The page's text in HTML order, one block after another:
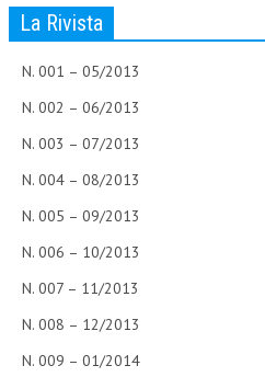
MANUALI E MONOGRAFIE
TESI DI LAUREA
MATERIALE DIDATTICO
La Rivista
N. 001 – 05/2013
N. 002 – 06/2013
N. 003 – 07/2013
N. 004 – 08/2013
N. 005 – 09/2013
N. 006 – 10/2013
N. 007 – 11/2013
N. 008 – 12/2013
N. 009 – 01/2014